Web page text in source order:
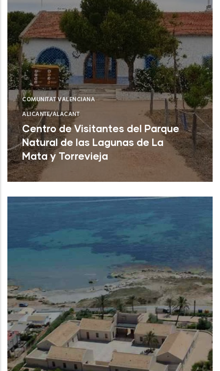
COMUNITAT VALENCIANA
ALICANTE/ALACANT
Centro de Visitantes del Parque
Natural de las Lagunas de La
Mata y Torrevieja
Torrevieja (Alicante)